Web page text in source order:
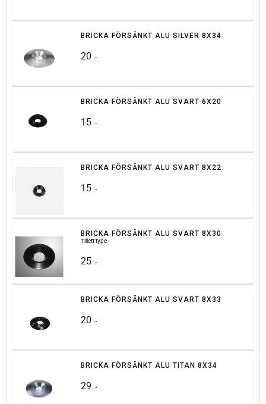
BRICKA FÖRSÄNKT ALU SILVER 8X34
20 :-
BRICKA FÖRSÄNKT ALU SVART 6X20
15 :-
BRICKA FÖRSÄNKT ALU SVART 8X22
15 :-
BRICKA FÖRSÄNKT ALU SVART 8X30
Tillett type
25 :-
BRICKA FÖRSÄNKT ALU SVART 8X33
20 :-
BRICKA FÖRSÄNKT ALU TITAN 8X34
29 :-